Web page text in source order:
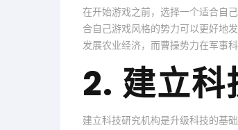
在开始游戏之前，选择一个适合自
合自己游戏风格的势力可以更好地
发展农业经济，而曹操势力在军事
2. 建立科
建立科技研究机构是升级科技的基